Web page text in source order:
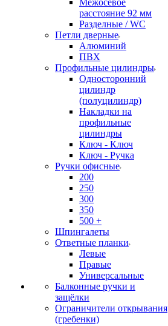
Межосевое
расстояние 92 мм
Разделные / WC
Петли дверные
Алюминий
ПВХ
Профильные цилиндры
Односторонний
цилиндр
(полуцилиндр)
Накладки на
профильные
цилиндры
Ключ - Ключ
Ключ - Ручка
Ручки офисные
200
250
300
350
500 +
Шпингалеты
Ответные планки
Левые
Правые
Универсальные
Балконные ручки и
защёлки
Ограничители открывания
(гребенки)